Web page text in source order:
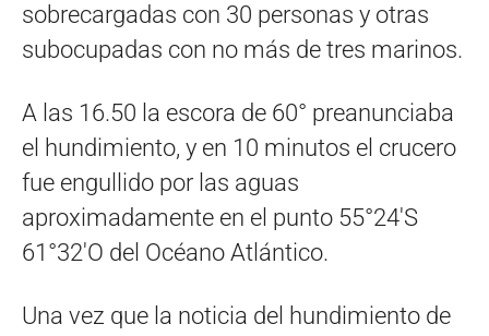
sobrecargadas con 30 personas y otras
subocupadas con no más de tres marinos.
A las 16.50 la escora de 60° preanunciaba
el hundimiento, y en 10 minutos el crucero
fue engullido por las aguas
aproximadamente en el punto 55°24′S
61°32′O del Océano Atlántico.
Una vez que la noticia del hundimiento de